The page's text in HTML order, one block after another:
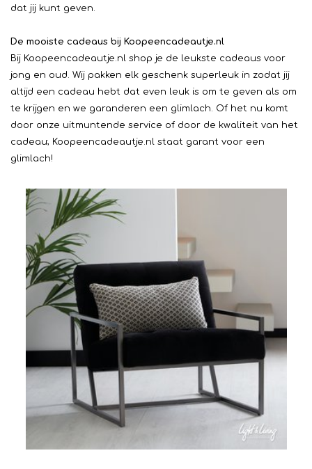
dat jij kunt geven.
De mooiste cadeaus bij Koopeencadeautje.nl
Bij Koopeencadeautje.nl shop je de leukste cadeaus voor
jong en oud. Wij pakken elk geschenk superleuk in zodat jij
altijd een cadeau hebt dat even leuk is om te geven als om
te krijgen en we garanderen een glimlach. Of het nu komt
door onze uitmuntende service of door de kwaliteit van het
cadeau; Koopeencadeautje.nl staat garant voor een
glimlach!